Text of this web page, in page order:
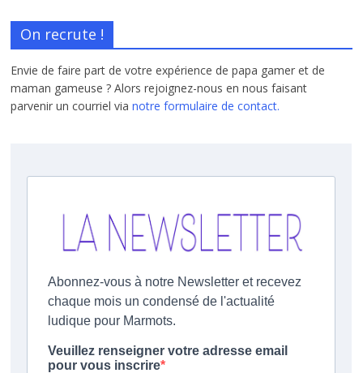
On recrute !
Envie de faire part de votre expérience de papa gamer et de
maman gameuse ? Alors rejoignez-nous en nous faisant
parvenir un courriel vianotre formulaire de contact.